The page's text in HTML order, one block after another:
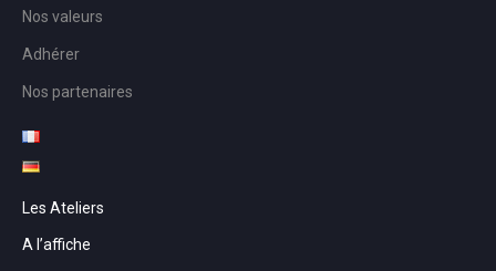
Nos valeurs
Adhérer
Nos partenaires
Les Ateliers
A l’affiche